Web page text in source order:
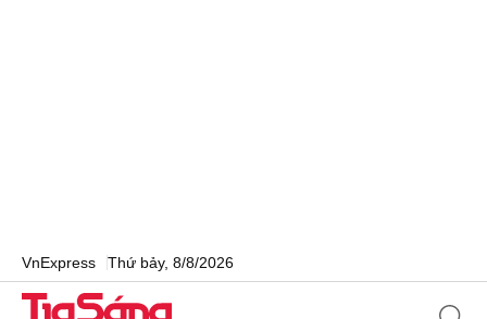
VnExpress Thứ bảy, 8/8/2026